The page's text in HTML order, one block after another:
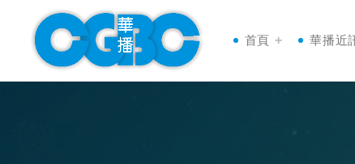
首頁 華播近